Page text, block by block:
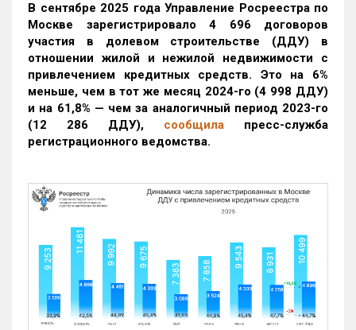
В сентябре 2025 года Управление Росреестра по
Москве зарегистрировало 4 696 договоров
участия в долевом строительстве (ДДУ) в
отношении жилой и нежилой недвижимости с
привлечением кредитных средств. Это на 6%
меньше, чем в тот же месяц 2024-го (4 998 ДДУ)
и на 61,8% — чем за аналогичный период 2023-го
(12 286 ДДУ), сообщила пресс-служба
регистрационного ведомства.